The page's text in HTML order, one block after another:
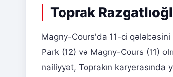
Toprak
Magny-Cours'da 11-ci
Park (12) və Magny-Cours (11)
nailiyyət, Toprakın karyerasında